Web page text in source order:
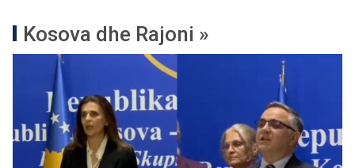
Kosova dhe Rajoni »